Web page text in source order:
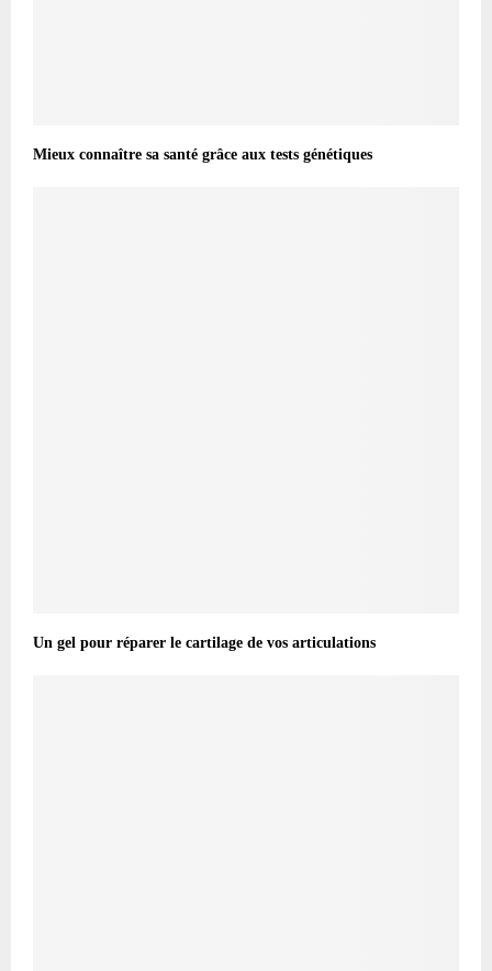
Mieux connaître sa santé grâce aux tests génétiques
Un gel pour réparer le cartilage de vos articulations